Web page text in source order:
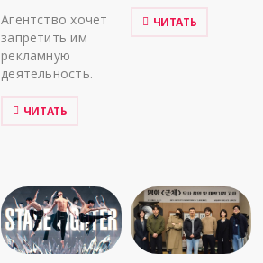
Агентство хочет
запретить им
рекламную
деятельность.
ЧИТАТЬ
ЧИТАТЬ